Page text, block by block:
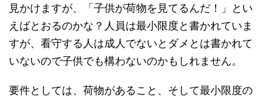
見かけますが、「子供が荷物を見てるんだ！」とい
えばとおるのかな？人員は最小限度と書かれていま
すが、看守する人は成人でないとダメとは書かれて
いないので子供でも構わないのかもしれません。
要件としては、荷物があること、そして最小限度の